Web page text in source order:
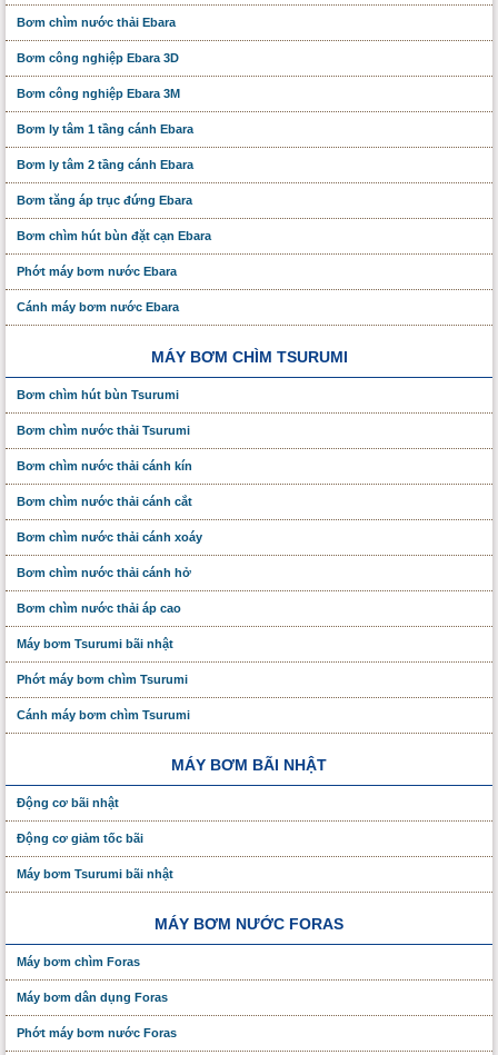
Bơm chìm nước thải Ebara
Bơm công nghiệp Ebara 3D
Bơm công nghiệp Ebara 3M
Bơm ly tâm 1 tầng cánh Ebara
Bơm ly tâm 2 tầng cánh Ebara
Bơm tăng áp trục đứng Ebara
Bơm chìm hút bùn đặt cạn Ebara
Phớt máy bơm nước Ebara
Cánh máy bơm nước Ebara
MÁY BƠM CHÌM TSURUMI
Bơm chìm hút bùn Tsurumi
Bơm chìm nước thải Tsurumi
Bơm chìm nước thải cánh kín
Bơm chìm nước thải cánh cắt
Bơm chìm nước thải cánh xoáy
Bơm chìm nước thải cánh hở
Bơm chìm nước thải áp cao
Máy bơm Tsurumi bãi nhật
Phớt máy bơm chìm Tsurumi
Cánh máy bơm chìm Tsurumi
MÁY BƠM BÃI NHẬT
Động cơ bãi nhật
Động cơ giảm tốc bãi
Máy bơm Tsurumi bãi nhật
MÁY BƠM NƯỚC FORAS
Máy bơm chìm Foras
Máy bơm dân dụng Foras
Phớt máy bơm nước Foras